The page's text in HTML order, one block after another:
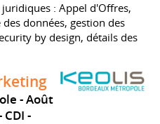
: Appel d'Offres,
données, gestion des
by design, détails des
Août
CDI